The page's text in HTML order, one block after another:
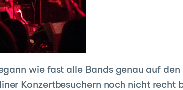
wie fast alle Bands genau auf
Konzertbesuchern noch nicht